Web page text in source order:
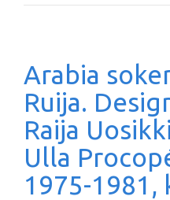
Arabia
Ruija.
Raija
Ulla
1975-1981,